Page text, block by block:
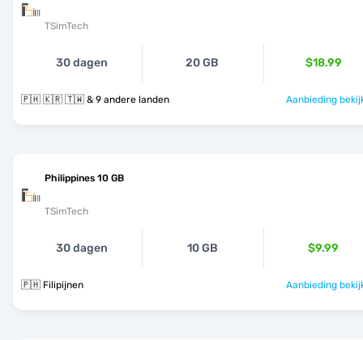
TSimTech
30 dagen 20 GB $18.99
🇵🇭 🇰🇷 🇹🇼 & 9 andere landen Aanbieding
Philippines 10 GB
TSimTech
30 dagen 10 GB $9.99
🇵🇭 Filipijnen Aanbieding